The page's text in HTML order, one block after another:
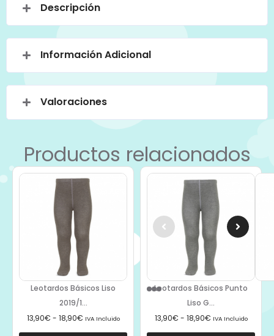
Descripción
Información Adicional
Valoraciones
Productos relacionados
Leotardos Básicos Liso
2019/1...
13,90€ - 18,90€ IVA Incluido
Leotardos Básicos Punto
Liso G...
13,90€ - 18,90€ IVA Incluido